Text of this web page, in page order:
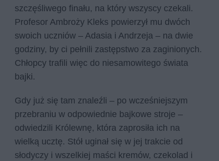
szczęśliwego finału, na który wszyscy czekali.
Profesor Ambroży Kleks powierzył mu dwóch
swoich uczniów – Adasia i Andrzeja – na dwie
godziny, by ci pełnili zastępstwo za zaginionych.
Chłopcy trafili więc do niesamowitego świata
bajki.
Gdy już się tam znaleźli – po wcześniejszym
przebraniu w odpowiednie bajkowe stroje –
odwiedzili Królewnę, która zaprosiła ich na
wielką ucztę. Stół uginał się w jej trakcie od
słodyczy i wszelkiej maści kremów, czekolad i